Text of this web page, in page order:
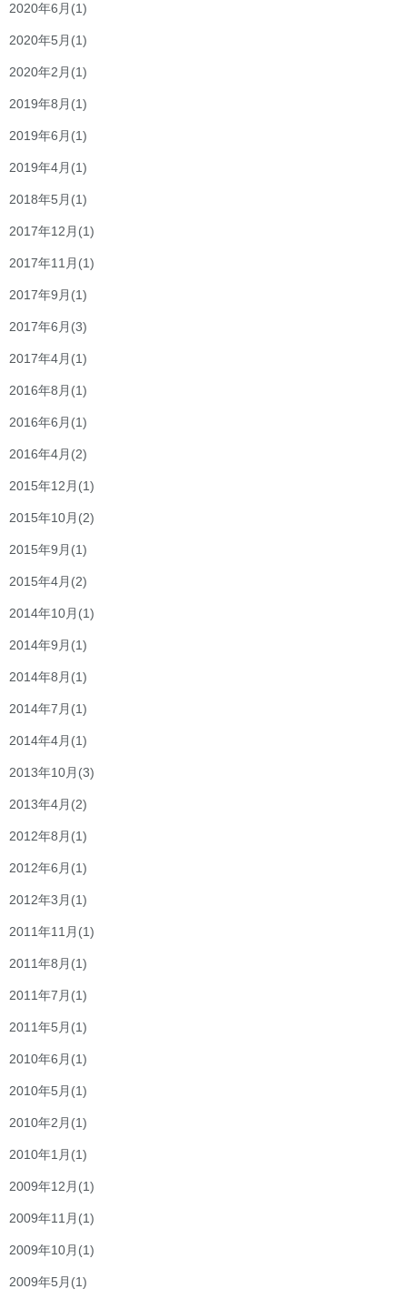
2020年6月 (1)
2020年5月 (1)
2020年2月 (1)
2019年8月 (1)
2019年6月 (1)
2019年4月 (1)
2018年5月 (1)
2017年12月 (1)
2017年11月 (1)
2017年9月 (1)
2017年6月 (3)
2017年4月 (1)
2016年8月 (1)
2016年6月 (1)
2016年4月 (2)
2015年12月 (1)
2015年10月 (2)
2015年9月 (1)
2015年4月 (2)
2014年10月 (1)
2014年9月 (1)
2014年8月 (1)
2014年7月 (1)
2014年4月 (1)
2013年10月 (3)
2013年4月 (2)
2012年8月 (1)
2012年6月 (1)
2012年3月 (1)
2011年11月 (1)
2011年8月 (1)
2011年7月 (1)
2011年5月 (1)
2010年6月 (1)
2010年5月 (1)
2010年2月 (1)
2010年1月 (1)
2009年12月 (1)
2009年11月 (1)
2009年10月 (1)
2009年5月 (1)